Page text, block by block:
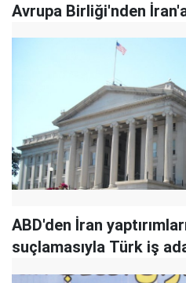
Avrupa Birliği'nden
ABD'den İran
suçlamasıyla Türk iş